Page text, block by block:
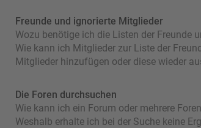
Freunde und ignorierte Mitglieder
Wozu benötige ich die Listen der Freunde
Wie kann ich Mitglieder zur Liste der
Mitglieder hinzufügen oder diese wieder
Die Foren durchsuchen
Wie kann ich ein Forum oder mehrere
Weshalb erhalte ich bei der Suche keine